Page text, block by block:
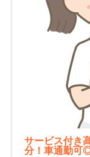
サービス付き
分！車通勤可